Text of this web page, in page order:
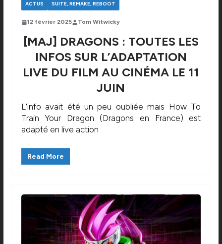
ACTUS SUITE, REMAKE, REBOOT
12 février 2025 Tom Witwicky
[MAJ] DRAGONS : TOUTES LES
INFOS SUR L’ADAPTATION
LIVE DU FILM AU CINÉMA LE 11
JUIN
L’info avait été un peu oubliée mais How To
Train Your Dragon (Dragons en France) est
adapté en live action
Read More